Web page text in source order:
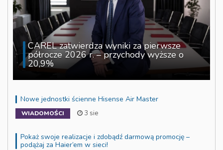
CAREL zatwierdza wyniki za pierwsze
półrocze 2026 r. – przychody wyższe o
20,9%
Nowe jednostki ścienne Hisense Air Master
WIADOMOŚCI 3 sie
Pokaż swoje realizacje i zdobądź darmową promocję –
podążaj za Haier’em w sieci!